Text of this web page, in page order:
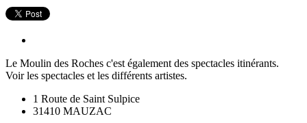
Le Moulin des Roches c'est également des spectacles itinérants.
Voir les spectacles et les différents artistes.
1 Route de Saint Sulpice
31410 MAUZAC